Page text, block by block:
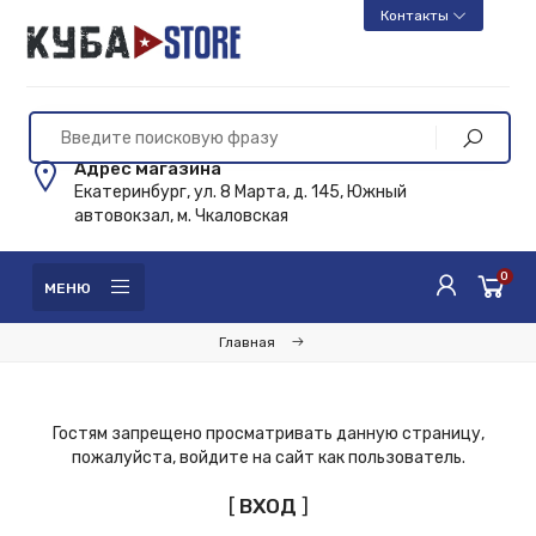
Контакты
Адрес магазина
Екатеринбург, ул. 8 Марта, д. 145, Южный
автовокзал, м. Чкаловская
МЕНЮ
0
Главная
Гостям запрещено просматривать данную страницу,
пожалуйста, войдите на сайт как пользователь.
[ ВХОД ]